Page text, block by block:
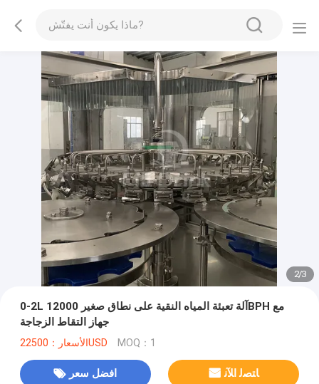
2/3
0-2L آلة تعبئة المياه النقية على نطاق صغير 12000BPH مع
جهاز التقاط الزجاجة
الأسعار：22500USD MOQ：1
افضل سعر ﺎﺘﺼﻟ ﺍﻶﻧ